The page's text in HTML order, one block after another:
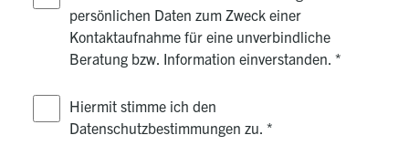
persönlichen Daten zum Zweck einer
Kontaktaufnahme für eine unverbindliche
Beratung bzw. Information einverstanden. *
Hiermit stimme ich den
Datenschutzbestimmungen zu. *